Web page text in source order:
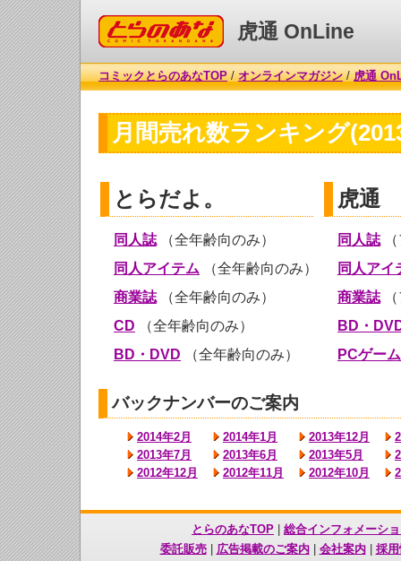
コミックとらのあな 虎通 OnLine
コミックとらのあなTOP/オンラインマガジン/虎通
月間売れ数ランキング
とらだよ。
同人誌 （全年齢向のみ）
同人アイテム （全年齢向のみ）
商業誌 （全年齢向のみ）
CD （全年齢向のみ）
BD・DVD （全年齢向のみ）
虎通
同人誌
同人アイ
商業誌
BD・
PCゲーム
バックナンバーのご案内
2014年2月 2014年1月 2013年12月
2013年7月
2013年6月 2013年5月
2012年12月
2012年11月 2012年10月
とらのあなTOP
総合インフォメーシ
委託販売| 広告掲載のご案内| 会社案内| 採